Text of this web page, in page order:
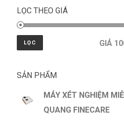
LỌC THEO GIÁ
LỌC GIÁ
SẢN PHẨM
MÁY XÉT NGHIỆM
QUANG FINECARE